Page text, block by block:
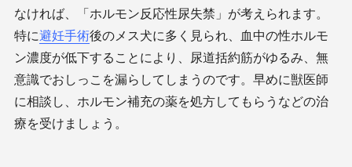
なければ、「ホルモン反応性尿失禁」が考えられます。
特に避妊手術後のメス犬に多く見られ、血中の性ホルモ
ン濃度が低下することにより、尿道括約筋がゆるみ、無
意識でおしっこを漏らしてしまうのです。早めに獣医師
に相談し、ホルモン補充の薬を処方してもらうなどの治
療を受けましょう。